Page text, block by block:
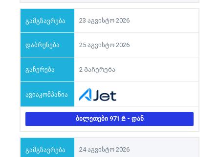
23 აგვისტო 2026
25 აგვისტო 2026
2 Გაჩერება
ᲑᲘᲚᲔᲗᲔᲑᲘ 971 - ᲓᲐᲜ
24 აგვისტო 2026